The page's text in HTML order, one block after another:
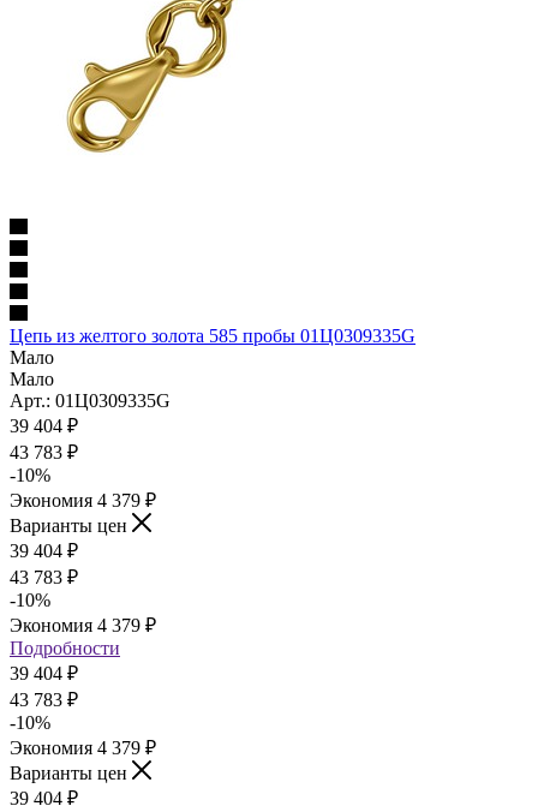
Цепь из желтого золота 585 пробы 01Ц0309335G
Мало
Мало
Арт.: 01Ц0309335G
39 404 ₽
43 783 ₽
-10%
Экономия 4 379 ₽
Варианты цен
39 404 ₽
43 783 ₽
-10%
Экономия 4 379 ₽
Подробности
39 404 ₽
43 783 ₽
-10%
Экономия 4 379 ₽
Варианты цен
39 404 ₽